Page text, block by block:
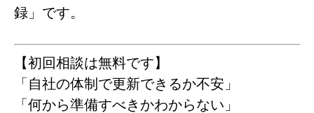
録」です。
【初回相談は無料です】
「自社の体制で更新できるか不安」
「何から準備すべきかわからない」